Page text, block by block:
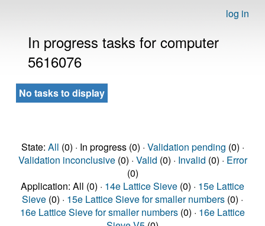
log in
In progress tasks for computer
5616076
No tasks to display
State: All (0) · In progress (0) · Validation pending (0) ·
Validation inconclusive(0) · Valid (0) · Invalid (0) · Error
(0)
Application: All (0) · 14e Lattice Sieve (0) · 15e Lattice
Sieve (0) · 15e Lattice Sieve for smaller numbers (0) ·
16e Lattice Sieve for smaller numbers (0) · 16e Lattice